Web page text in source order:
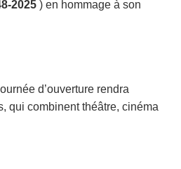
2025) en hommage à son
d’ouverture rendra
qui combinent théâtre, cinéma